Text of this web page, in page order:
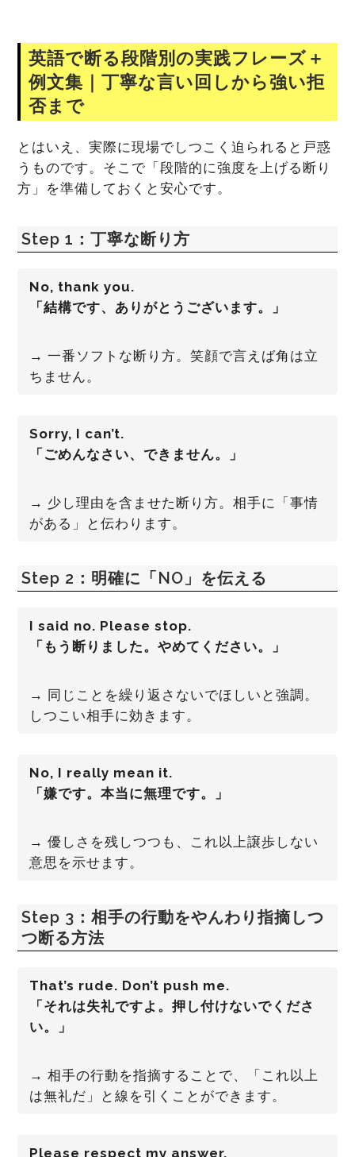
英語で断る段階別の実践フレーズ＋
例文集｜丁寧な言い回しから強い拒
否まで
とはいえ、実際に現場でしつこく迫られると戸惑
うものです。そこで「段階的に強度を上げる断り
方」を準備しておくと安心です。
Step 1：丁寧な断り方
No, thank you.
「結構です、ありがとうございます。」
→ 一番ソフトな断り方。笑顔で言えば角は立
ちません。
Sorry, I can’t.
「ごめんなさい、できません。」
→ 少し理由を含ませた断り方。相手に「事情
がある」と伝わります。
Step 2：明確に「NO」を伝える
I said no. Please stop.
「もう断りました。やめてください。」
→ 同じことを繰り返さないでほしいと強調。
しつこい相手に効きます。
No, I really mean it.
「嫌です。本当に無理です。」
→ 優しさを残しつつも、これ以上譲歩しない
意思を示せます。
Step 3：相手の行動をやんわり指摘しつ
つ断る方法
That’s rude. Don’t push me.
「それは失礼ですよ。押し付けないでくださ
い。」
→ 相手の行動を指摘することで、「これ以上
は無礼だ」と線を引くことができます。
Please respect my answer.